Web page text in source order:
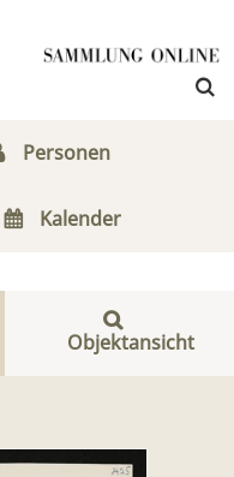
Personen
Kalender
Objektansicht